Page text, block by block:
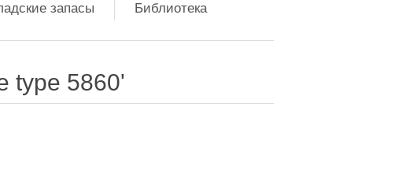
запасы Библиотека
type 5860'